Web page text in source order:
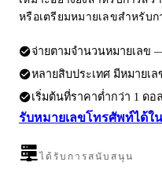
หรือเตรียมหมายเลขสำหรับ
จ่ายตามจำนวนหมายเลข
หลายสิบประเทศ มีหมายเล
เริ่มต้นที่ราคาต่ำกว่า 1 ดอ
รับหมายเลขโทรศัพท์ได้ใ
ได้รับการสนับสนุน